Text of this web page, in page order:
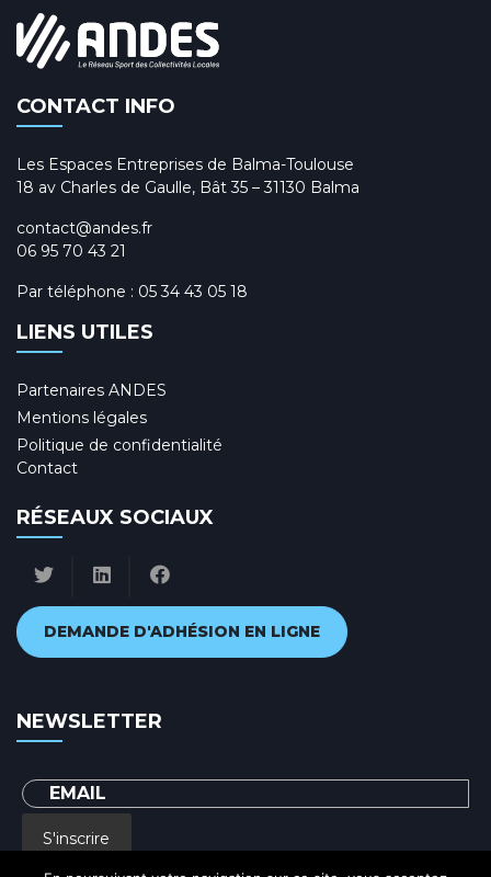
CONTACT INFO
Les Espaces Entreprises de Balma-Toulouse
18 av Charles de Gaulle, Bât 35 – 31130 Balma
contact@andes.fr
06 95 70 43 21
Par téléphone : 05 34 43 05 18
LIENS UTILES
Partenaires ANDES
Mentions légales
Politique de confidentialité
Contact
RÉSEAUX SOCIAUX
DEMANDE D'ADHÉSION EN LIGNE
NEWSLETTER
S'inscrire